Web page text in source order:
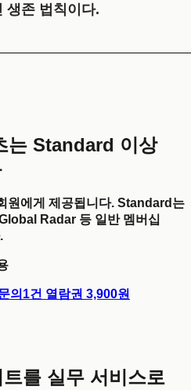
생존 법칙이다.
는 Standard 이상
원에게 제공됩니다. Standard는
Radar 등 일반 멤버십
의 1건 열람권 3,900원
를 실무 서비스로